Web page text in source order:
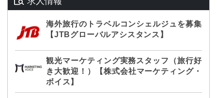
海外旅行のトラベルコンシェルジュを募集
【JTBグローバルアシスタンス】
観光マーケティング実務スタッフ（旅行好
き大歓迎！）【株式会社マーケティング・
ボイス】